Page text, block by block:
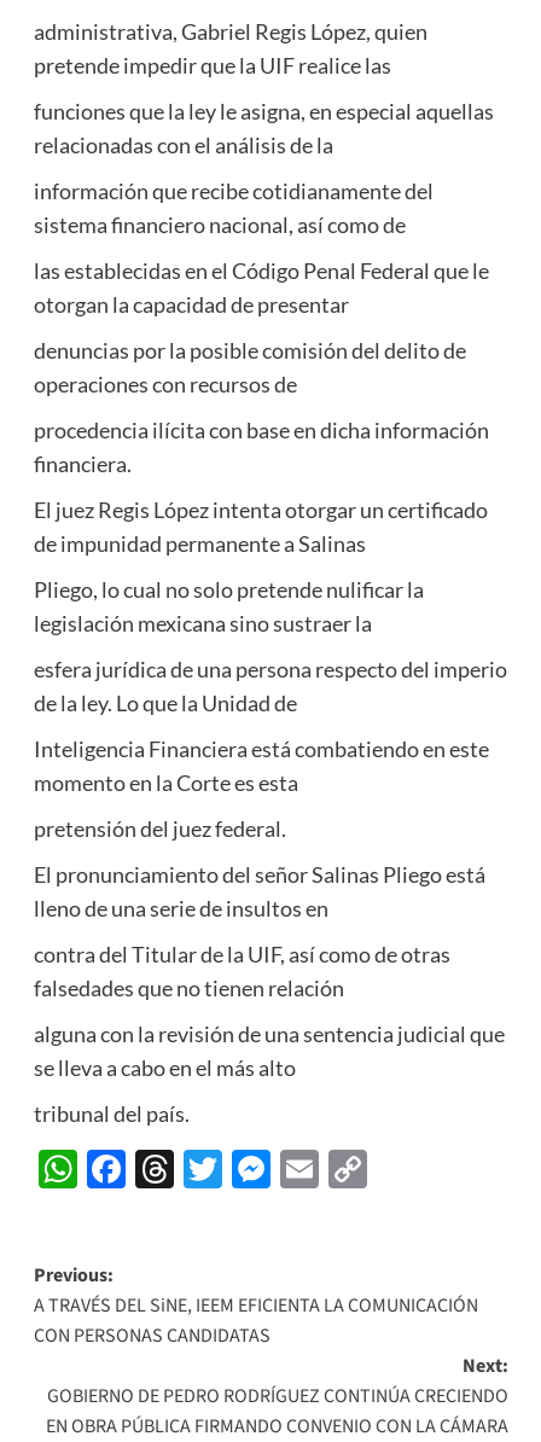
administrativa, Gabriel Regis López, quien
pretende impedir que la UIF realice las
funciones que la ley le asigna, en especial aquellas
relacionadas con el análisis de la
información que recibe cotidianamente del
sistema financiero nacional, así como de
las establecidas en el Código Penal Federal que le
otorgan la capacidad de presentar
denuncias por la posible comisión del delito de
operaciones con recursos de
procedencia ilícita con base en dicha información
financiera.
El juez Regis López intenta otorgar un certificado
de impunidad permanente a Salinas
Pliego, lo cual no solo pretende nulificar la
legislación mexicana sino sustraer la
esfera jurídica de una persona respecto del imperio
de la ley. Lo que la Unidad de
Inteligencia Financiera está combatiendo en este
momento en la Corte es esta
pretensión del juez federal.
El pronunciamiento del señor Salinas Pliego está
lleno de una serie de insultos en
contra del Titular de la UIF, así como de otras
falsedades que no tienen relación
alguna con la revisión de una sentencia judicial que
se lleva a cabo en el más alto
tribunal del país.
WhatsApp
Facebook
Threads
Twitter
Messenger
EmailCopy
Post
navigation
Previous:
A TRAVÉS DEL SiNE, IEEM EFICIENTA LA COMUNICACIÓN
CON PERSONAS CANDIDATAS
Next:
GOBIERNO DE PEDRO RODRÍGUEZ CONTINÚA CRECIENDO
EN OBRA PÚBLICA FIRMANDO CONVENIO CON LA CÁMARA